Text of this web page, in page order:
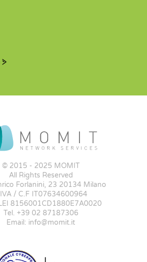
© 2015 - 2025 MOMIT
All Rights Reserved
Forlanini, 23 20134 Milano
/ C.F IT07634600964
8156001CD1880E7A0020
Tel. +39 02 87187306
Email: info@momit.it